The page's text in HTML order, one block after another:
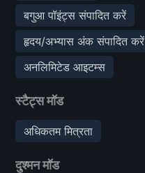
बगुआ पॉइंट्स संपादित करें
हृदय/अभ्यास अंक संपादित करें
अनलिमिटेड आइटम्स
स्टैट्स मॉड
अधिकतम मित्रता
दुश्मन मॉड